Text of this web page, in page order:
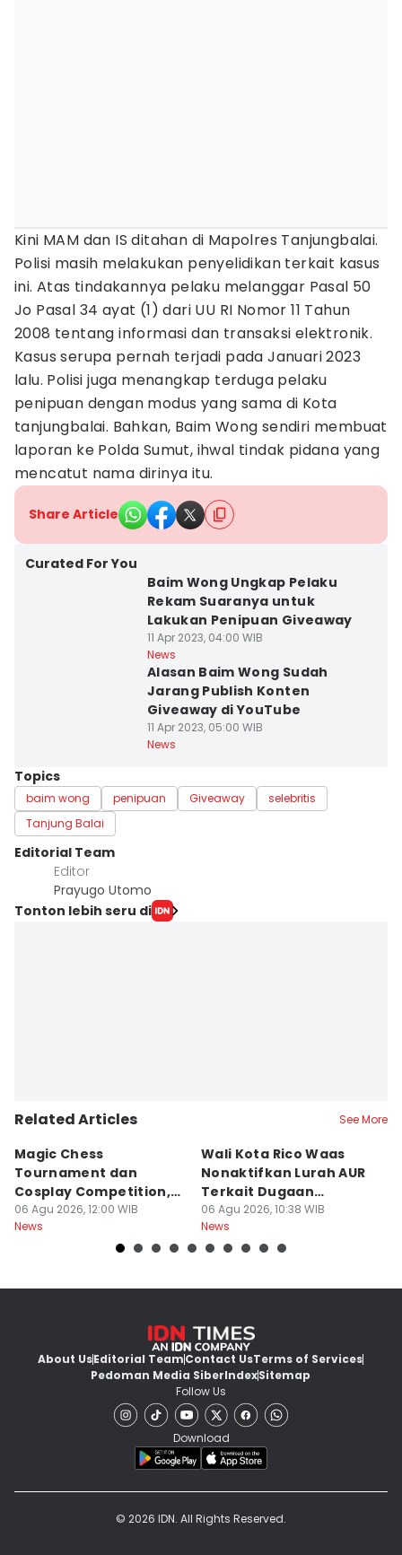
Kini MAM dan IS ditahan di Mapolres Tanjungbalai.
Polisi masih melakukan penyelidikan terkait kasus
ini. Atas tindakannya pelaku melanggar Pasal 50
Jo Pasal 34 ayat (1) dari UU RI Nomor 11 Tahun
2008 tentang informasi dan transaksi elektronik.
Kasus serupa pernah terjadi pada Januari 2023
lalu. Polisi juga menangkap terduga pelaku
penipuan dengan modus yang sama di Kota
tanjungbalai. Bahkan, Baim Wong sendiri membuat
laporan ke Polda Sumut, ihwal tindak pidana yang
mencatut nama dirinya itu.
Share Article
Curated For You
Baim Wong Ungkap Pelaku
Rekam Suaranya untuk
Lakukan Penipuan Giveaway
11 Apr 2023, 04:00 WIB
News
Alasan Baim Wong Sudah
Jarang Publish Konten
Giveaway di YouTube
11 Apr 2023, 05:00 WIB
News
Topics
baim wong penipuan Giveaway
selebritis
Tanjung Balai
Editorial Team
Editor
Prayugo Utomo
Tonton lebih seru di
Related Articles See More
Magic Chess
Tournament dan
Cosplay Competition,
Catat Tanggalnya
06 Agu 2026, 12:00 WIB
News
Wali Kota Rico Waas
Nonaktifkan Lurah AUR
Terkait Dugaan
Pungutan Liar
06 Agu 2026, 10:38 WIB
News
About UsEditorial TeamContact UsTerms of Services
Pedoman Media SiberIndexSitemap
Follow Us
Download
© 2026 IDN. All Rights Reserved.